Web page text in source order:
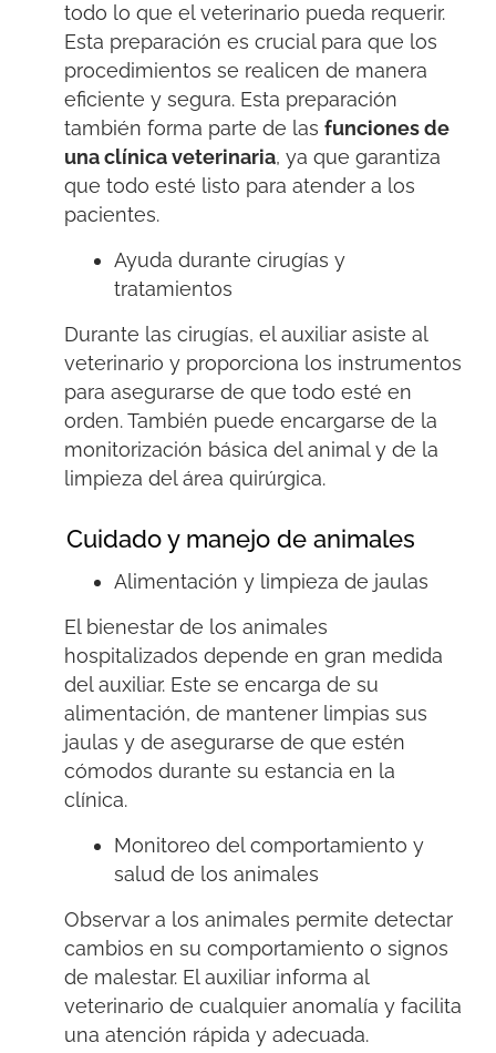
todo lo que el veterinario pueda requerir.
Esta preparación es crucial para que los
procedimientos se realicen de manera
eficiente y segura.Esta preparación
también forma parte de las funciones de
una clínica veterinaria, ya que garantiza
que todo esté listo para atender a los
pacientes.
Ayuda durante cirugías y
tratamientos
Durante las cirugías, el auxiliar asiste al
veterinario y proporciona los instrumentos
para asegurarse de que todo esté en
orden. También puede encargarse de la
monitorización básica del animal y de la
limpieza del área quirúrgica.
Cuidado y manejo de animales
Alimentación y limpieza de jaulas
El bienestar de los animales
hospitalizados depende en gran medida
del auxiliar. Este se encarga de su
alimentación, de mantener limpias sus
jaulas y de asegurarse de que estén
cómodos durante su estancia en la
clínica.
Monitoreo del comportamiento y
salud de los animales
Observar a los animales permite detectar
cambios en su comportamiento o signos
de malestar. El auxiliar informa al
veterinario de cualquier anomalía y facilita
una atención rápida y adecuada.